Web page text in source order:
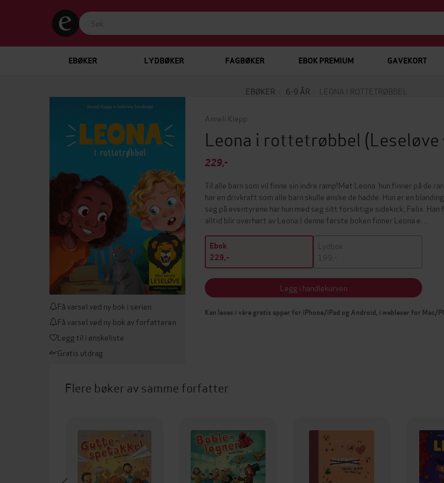
EBØKER LYDBØKER FAGBØKER EBOK PREMIUM GAVEKORT
EBØKER 6-9 ÅR LEONA I ROTTETRØBBEL
Få varsel ved ny bok i serien
Få varsel ved ny bok av forfatteren
Legg til i ønskeliste
Gratis utdrag
Anneli Klepp
Leona i rottetrøbbel
229,-
Til alle barn som vil finne sin indre ramp!Møt Leona: hun finner på de
har en drivkraft som alle barn skulle ønske de hadde. Hun er en
seg på eventyrene har hun med seg sitt forsiktige sidekick, Felix.
alltid blir overhørt av Leona.I denne første boken finner Leona e…
Ebok
229,-
Lydbok
199,-
Legg i handlekurven
Kan leses i våre gratis apper for iPhone/iPad og Android, i webleser for Mac/
Flere bøker av samme forfatter